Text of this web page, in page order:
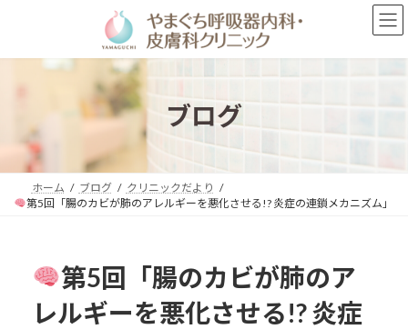
ン
プ
ー
動
ブログ
ホーム ブログ
クリニックだより
第5回「腸のカビが肺のアレルギーを悪化させる!? 炎症の連鎖メカニズム」
第5回「腸のカビが肺のア
レルギーを悪化させる!? 炎症